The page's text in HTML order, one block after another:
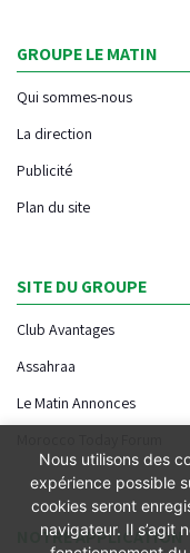
GROUPE LE MATIN
Qui sommes-nous
La direction
Publicité
Plan du site
SITE DU GROUPE
Club Avantages
Assahraa
Le Matin Annonces
NOTRE APPLICATION
Nous utilisons des
expérience possible
cookies seront
navigateur. Il s’agit